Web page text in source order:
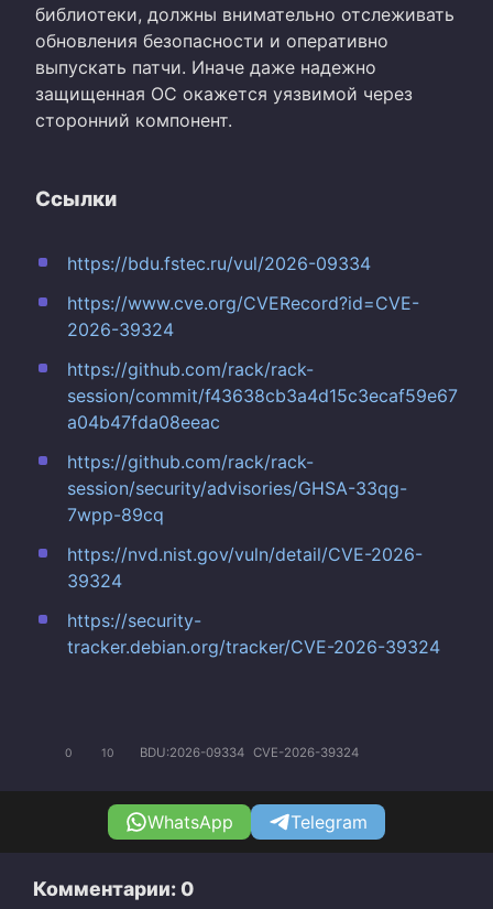
библиотеки, должны внимательно отслеживать
обновления безопасности и оперативно
выпускать патчи. Иначе даже надежно
защищенная ОС окажется уязвимой через
сторонний компонент.
Ссылки
https://bdu.fstec.ru/vul/2026-09334
https://www.cve.org/CVERecord?id=CVE-
2026-39324
https://github.com/rack/rack-
session/commit/f43638cb3a4d15c3ecaf59e67
a04b47fda08eeac
https://github.com/rack/rack-
session/security/advisories/GHSA-33qg-
7wpp-89cq
https://nvd.nist.gov/vuln/detail/CVE-2026-
39324
https://security-
tracker.debian.org/tracker/CVE-2026-39324
0 10 BDU:2026-09334 CVE-2026-39324
WhatsApp Telegram
Комментарии: 0